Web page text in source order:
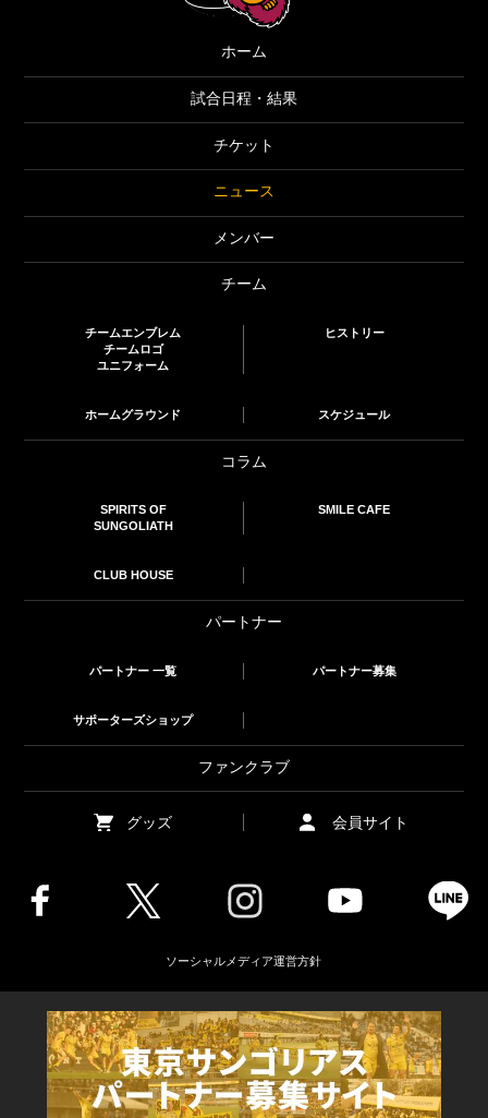
ホーム
試合日程・結果
チケット
ニュース
メンバー
チーム
チームエンブレム
チームロゴ
ユニフォーム
ヒストリー
ホームグラウンド スケジュール
コラム
SPIRITS OF
SUNGOLIATH
SMILE CAFE
CLUB HOUSE
パートナー
パートナー 一覧 パートナー募集
サポーターズショップ
ファンクラブ
グッズ 会員サイト
ソーシャルメディア運営方針